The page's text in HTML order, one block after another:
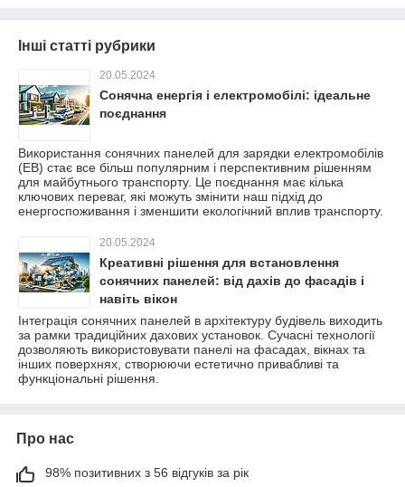
Інші статті рубрики
20.05.2024
Сонячна енергія і електромобілі: ідеальне
поєднання
Використання сонячних панелей для зарядки електромобілів
(ЕВ) стає все більш популярним і перспективним рішенням
для майбутнього транспорту. Це поєднання має кілька
ключових переваг, які можуть змінити наш підхід до
енергоспоживання і зменшити екологічний вплив транспорту.
20.05.2024
Креативні рішення для встановлення
сонячних панелей: від дахів до фасадів і
навіть вікон
Інтеграція сонячних панелей в архітектуру будівель виходить
за рамки традиційних дахових установок. Сучасні технології
дозволяють використовувати панелі на фасадах, вікнах та
інших поверхнях, створюючи естетично привабливі та
функціональні рішення.
Про нас
98% позитивних з 56 відгуків за рік